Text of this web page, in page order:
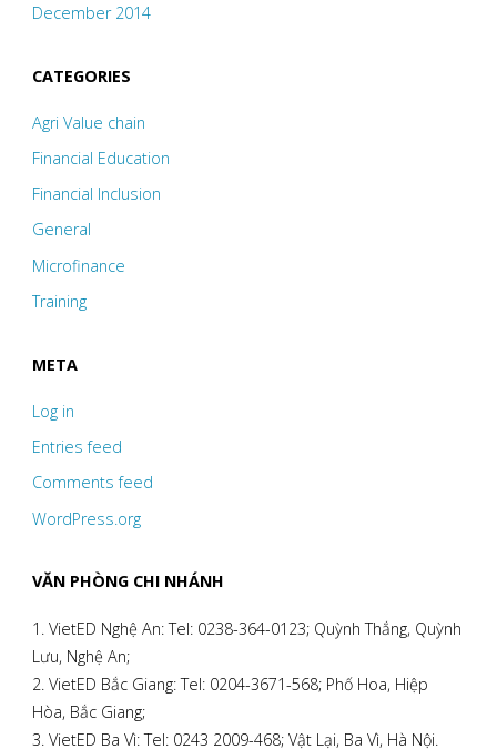
December 2014
CATEGORIES
Agri Value chain
Financial Education
Financial Inclusion
General
Microfinance
Training
META
Log in
Entries feed
Comments feed
WordPress.org
VĂN PHÒNG CHI NHÁNH
1. VietED Nghệ An: Tel: 0238-364-0123; Quỳnh Thắng, Quỳnh
Lưu, Nghệ An;
2. VietED Bắc Giang: Tel: 0204-3671-568; Phố Hoa, Hiệp
Hòa, Bắc Giang;
3. VietED Ba Vì: Tel: 0243 2009-468; Vật Lại, Ba Vì, Hà Nội.